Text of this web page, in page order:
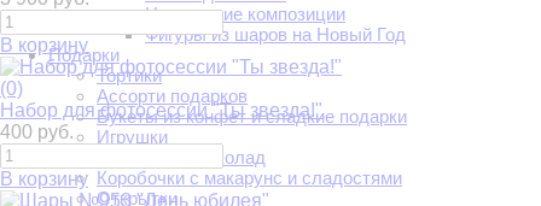
Новогодние композиции
Фигуры из шаров на Новый Год
Подарки
Тортики
Ассорти подарков
Букеты из конфет и сладкие подарки
Игрушки
Конфеты и шоколад
Коробочки с макарунс и сладостями
Открытки
В корзину
(0)
Набор для фотосессии "Ты звезда!"
400 руб.
В корзину